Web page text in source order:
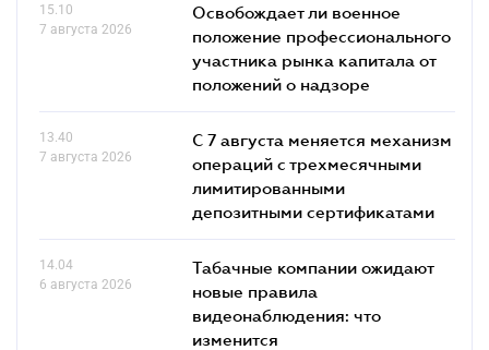
15.10
7 августа 2026
Освобождает ли военное
положение профессионального
участника рынка капитала от
положений о надзоре
13.40
7 августа 2026
С 7 августа меняется механизм
операций с трехмесячными
лимитированными
депозитными сертификатами
14.04
6 августа 2026
Табачные компании ожидают
новые правила
видеонаблюдения: что
изменится